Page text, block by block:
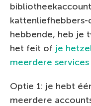
hebbende, heb je
het feit of je
meerdere
Optie 1: je hebt
meerdere